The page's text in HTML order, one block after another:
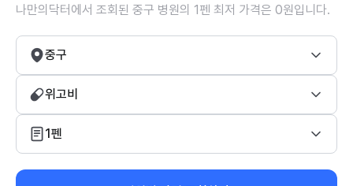
나만의닥터에서 조회된 중구 병원의 1펜 최저 가격은 0원입니다.
중구
위고비
1펜